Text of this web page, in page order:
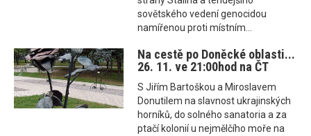
sovětského vedení genocidou
namířenou proti místním...
Na cestě po Doněcké oblasti...
26. 11. ve 21:00hod na ČT
S Jiřím Bartoškou a Miroslavem
Donutilem na slavnost ukrajinských
horníků, do solného sanatoria a za
ptačí kolonií u nejmělčího moře na